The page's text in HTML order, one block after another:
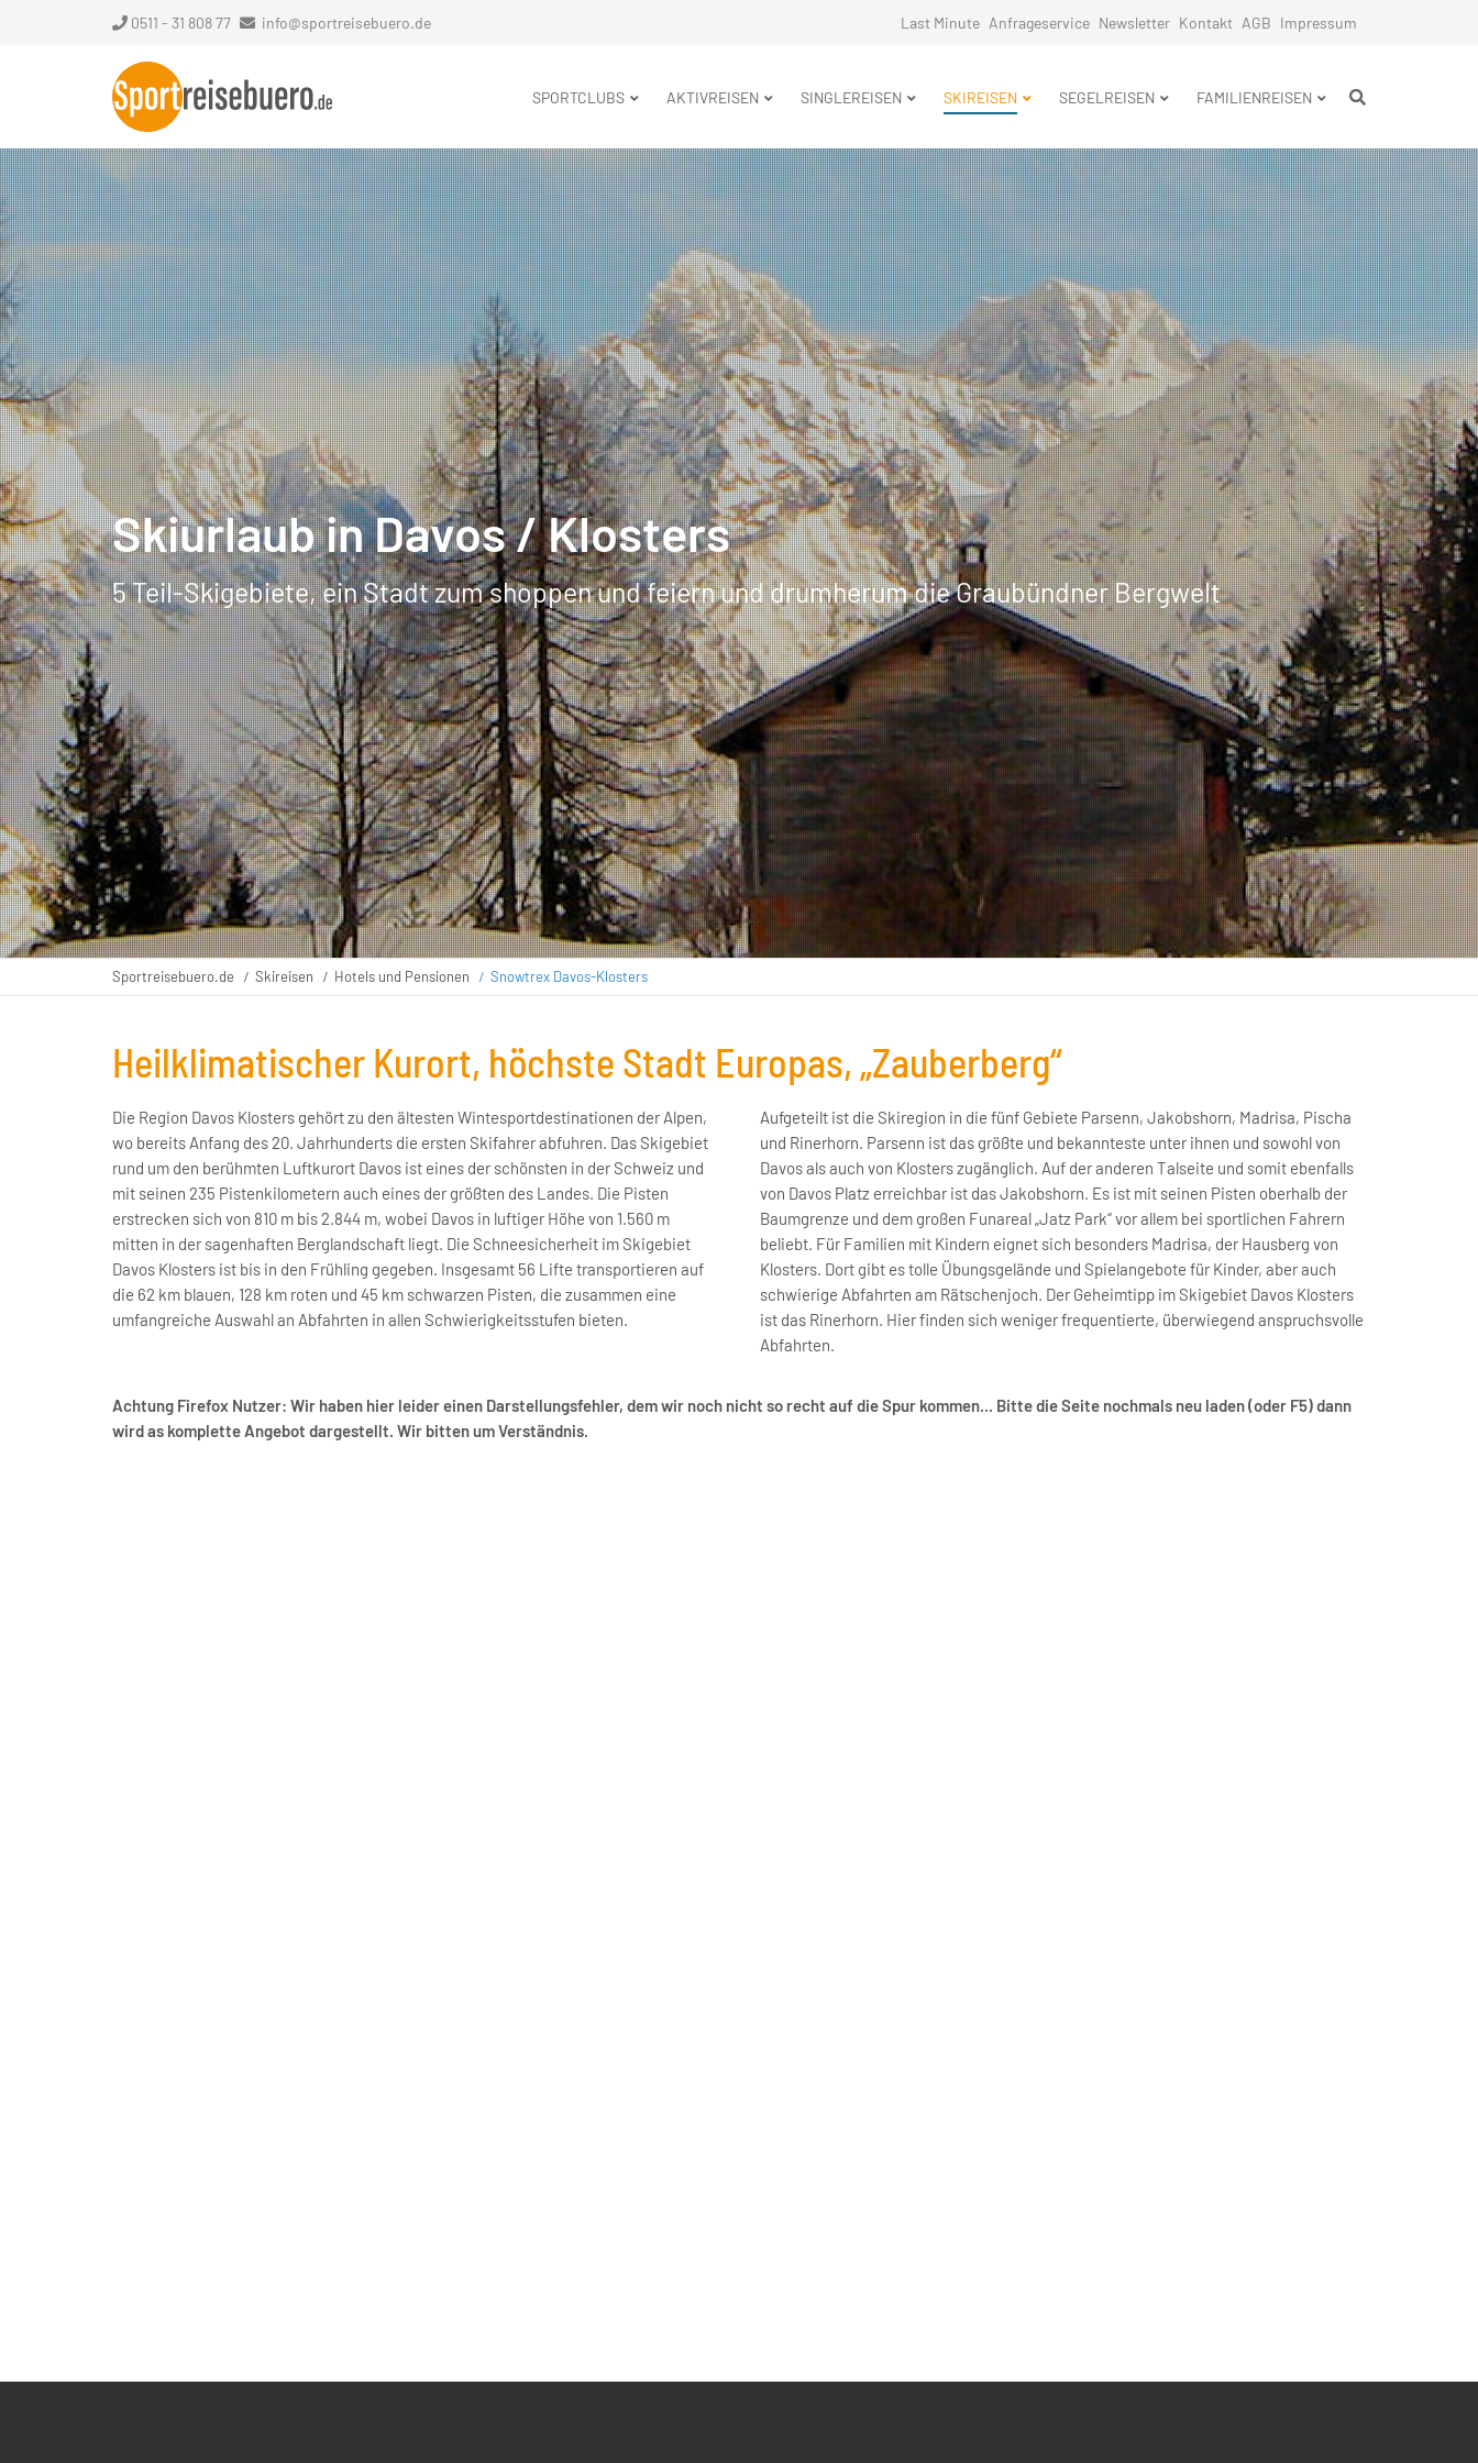
0511 - 31 808 77 info@sportreisebuero.de
Navigation
Last Minute Anfrageservice Newsletter Kontakt AGB Impressum
SPORTCLUBS AKTIVREISEN SINGLEREISEN SKIREISEN SEGELREISEN FAMILIENREISEN
Skiurlaub in Davos / Klosters
5 Teil-Skigebiete, ein Stadt zum shoppen und feiern und drumherum die Graubündner Bergwelt
Sportreisebuero.de Skireisen Hotels und Pensionen Snowtrex Davos-Klosters
Heilklimatischer Kurort, höchste Stadt Europas, „Zauberberg“
Die Region Davos Klosters gehört zu den ältesten Wintesportdestinationen der Alpen,
wo bereits Anfang des 20. Jahrhunderts die ersten Skifahrer abfuhren. Das Skigebiet
rund um den berühmten Luftkurort Davos ist eines der schönsten in der Schweiz und
mit seinen 235 Pistenkilometern auch eines der größten des Landes. Die Pisten
erstrecken sich von 810 m bis 2.844 m, wobei Davos in luftiger Höhe von 1.560 m
mitten in der sagenhaften Berglandschaft liegt. Die Schneesicherheit im Skigebiet
Davos Klosters ist bis in den Frühling gegeben. Insgesamt 56 Lifte transportieren auf
die 62 km blauen, 128 km roten und 45 km schwarzen Pisten, die zusammen eine
umfangreiche Auswahl an Abfahrten in allen Schwierigkeitsstufen bieten.
Aufgeteilt ist die Skiregion in die fünf Gebiete Parsenn, Jakobshorn, Madrisa, Pischa
und Rinerhorn. Parsenn ist das größte und bekannteste unter ihnen und sowohl von
Davos als auch von Klosters zugänglich. Auf der anderen Talseite und somit ebenfalls
von Davos Platz erreichbar ist das Jakobshorn. Es ist mit seinen Pisten oberhalb der
Baumgrenze und dem großen Funareal „Jatz Park“ vor allem bei sportlichen Fahrern
beliebt. Für Familien mit Kindern eignet sich besonders Madrisa, der Hausberg von
Klosters. Dort gibt es tolle Übungsgelände und Spielangebote für Kinder, aber auch
schwierige Abfahrten am Rätschenjoch. Der Geheimtipp im Skigebiet Davos Klosters
ist das Rinerhorn. Hier finden sich weniger frequentierte, überwiegend anspruchsvolle
Abfahrten.
Achtung Firefox Nutzer: Wir haben hier leider einen Darstellungsfehler, dem wir noch nicht so recht auf die Spur kommen... Bitte die Seite nochmals neu laden (oder F5) dann
wird as komplette Angebot dargestellt. Wir bitten um Verständnis.